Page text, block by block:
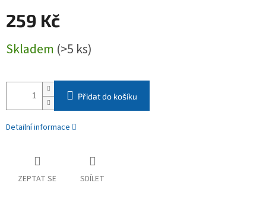
259 Kč
cena:
Skladem (>5 ks)
Přidat do košíku
Detailní informace
ZEPTAT SE SDÍLET